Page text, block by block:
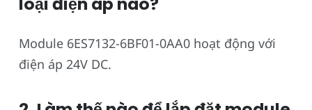
Module 6ES7132-6BF01-0AA0 hoạt động với
điện áp 24V DC.